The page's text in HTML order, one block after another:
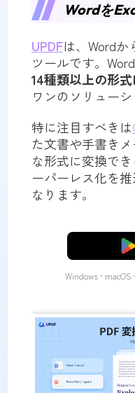
Wordを
UPDFは、Wordか
ツールです。
14種類以上の形
ワンのソリューシ
特に注目すべきは
た文書や手書き
な形式に変換で
ーパーレス化を
なります。
無
Windows • macOS